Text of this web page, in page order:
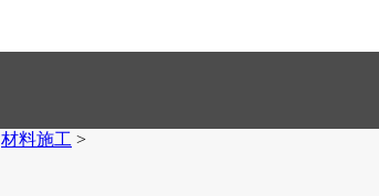
材料施工 >